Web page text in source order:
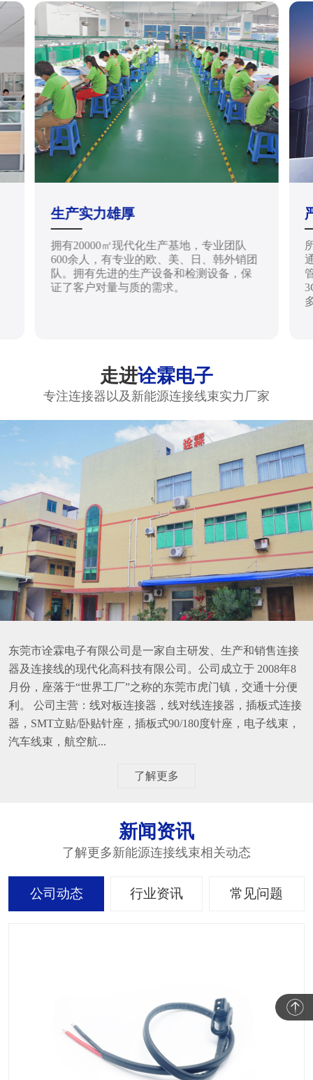
生产实力雄厚
拥有20000㎡现代化生产基地，专业团队
600余人，有专业的欧、美、日、韩外销团
队。拥有先进的生产设备和检测设备，保
证了客户对量与质的需求。
走进诠霖电子
专注连接器以及新能源连接线束实力厂家
东莞市诠霖电子有限公司是一家自主研发、生产和销售连接
器及连接线的现代化高科技有限公司。公司成立于 2008年8
月份，座落于“世界工厂”之称的东莞市虎门镇，交通十分便
利。 公司主营：线对板连接器，线对线连接器，插板式连接
器，SMT立贴/卧贴针座，插板式90/180度针座，电子线束，
汽车线束，航空航...
了解更多
新闻资讯
了解更多新能源连接线束相关动态
公司动态 行业资讯 常见问题